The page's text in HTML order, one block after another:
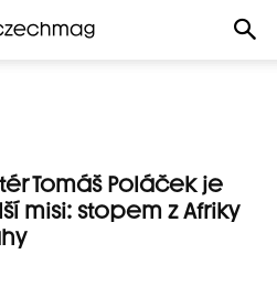
Tomáš Poláček je
misi: stopem z Afriky